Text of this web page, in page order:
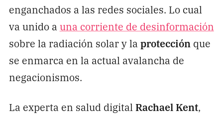
enganchados a las redes sociales. Lo cual
va unido a una corriente de desinformación
sobre la radiación solar y la protección que
se enmarca en la actual avalancha de
negacionismos.
La experta en salud digitalRachael Kent,